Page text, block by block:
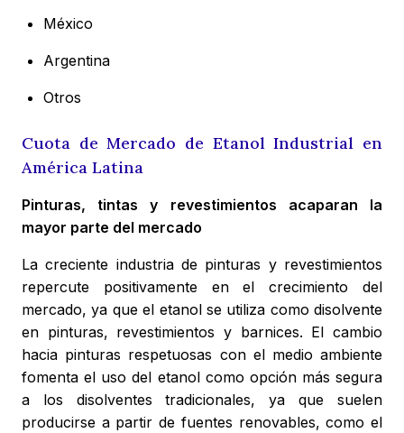
México
Argentina
Otros
Cuota de Mercado de Etanol Industrial en
América Latina
Pinturas, tintas y revestimientos acaparan la
mayor parte del mercado
La creciente industria de pinturas y revestimientos
repercute positivamente en el crecimiento del
mercado, ya que el etanol se utiliza como disolvente
en pinturas, revestimientos y barnices. El cambio
hacia pinturas respetuosas con el medio ambiente
fomenta el uso del etanol como opción más segura
a los disolventes tradicionales, ya que suelen
producirse a partir de fuentes renovables, como el